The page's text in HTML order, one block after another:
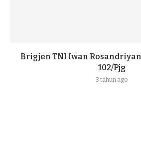
Brigjen TNI Iwan
102/Pjg
3 tahun ago